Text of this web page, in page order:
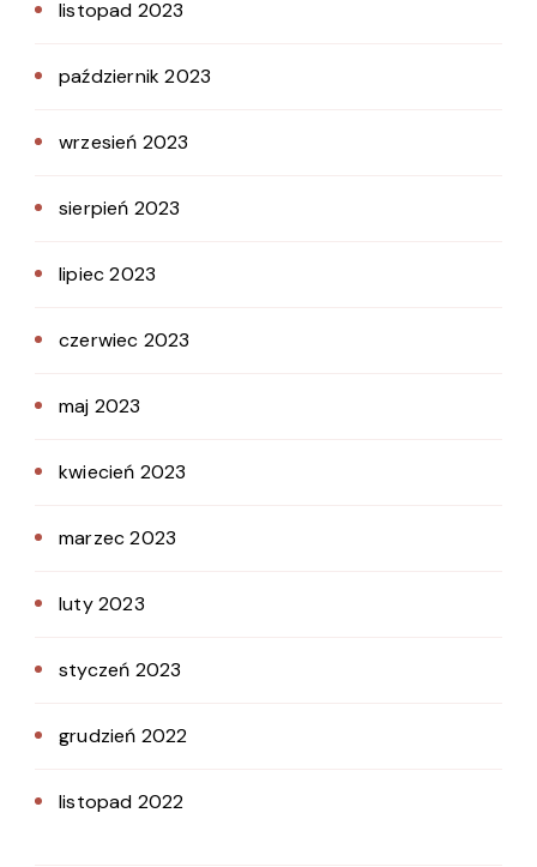
listopad 2023
październik 2023
wrzesień 2023
sierpień 2023
lipiec 2023
czerwiec 2023
maj 2023
kwiecień 2023
marzec 2023
luty 2023
styczeń 2023
grudzień 2022
listopad 2022